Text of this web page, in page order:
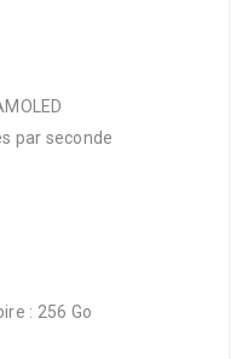
par seconde
: 256 Go